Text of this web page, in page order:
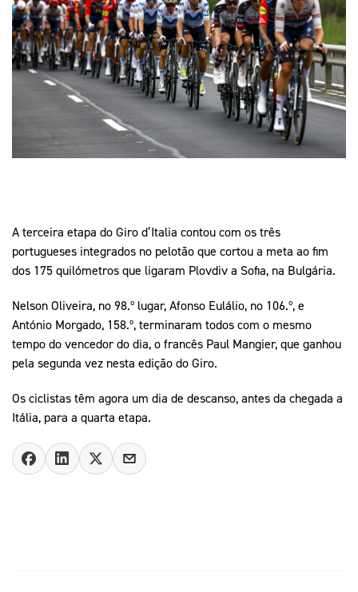
Marketing
Media
Documentos
Contactos
Mais Desporto
Educação
Equipa Portugal
Arquivo Histórico
Educação Olímpica
Equipa Portugal
A terceira etapa do Giro d’Italia contou com os três
portugueses integrados no pelotão que cortou a meta ao fim
dos 175 quilómetros que ligaram Plovdiv a Sofia, na Bulgária.
Nelson Oliveira, no 98.º lugar, Afonso Eulálio, no 106.º, e
António Morgado, 158.º, terminaram todos com o mesmo
tempo do vencedor do dia, o francês Paul Mangier, que ganhou
pela segunda vez nesta edição do Giro.
Os ciclistas têm agora um dia de descanso, antes da chegada a
Itália, para a quarta etapa.